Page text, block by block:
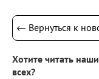
← Вернуться к
Хотите читать
всех?